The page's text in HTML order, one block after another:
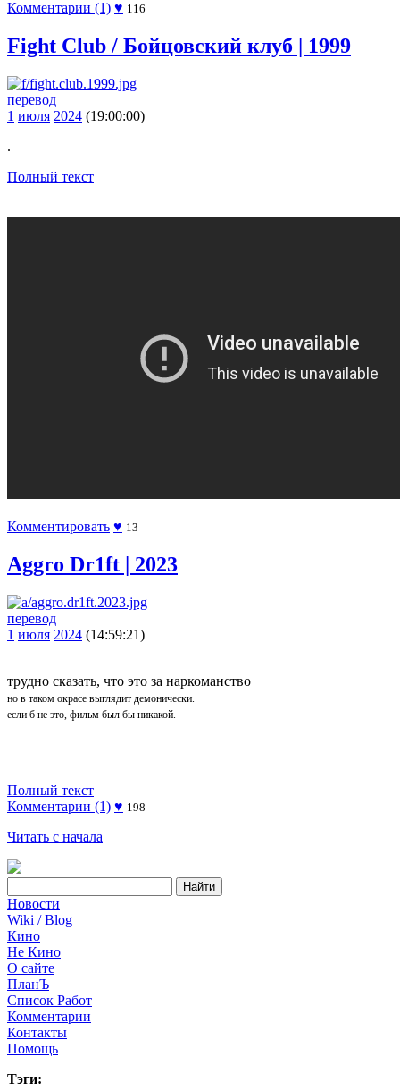
Комментарии (1) ♥ 116
Fight Club / Бойцовский клуб | 1999
перевод
1 июля 2024 (19:00:00)
.
Полный текст
Комментировать ♥ 13
Aggro Dr1ft | 2023
перевод
1 июля 2024 (14:59:21)
трудно сказать, что это за наркоманство
но в таком окрасе выглядит демонически.
если б не это, фильм был бы никакой.
Полный текст
Комментарии (1) ♥ 198
Читать с начала
Новости
Wiki / Blog
Кино
Не Кино
О сайте
ПланЪ
Список Работ
Комментарии
Контакты
Помощь
Тэги: